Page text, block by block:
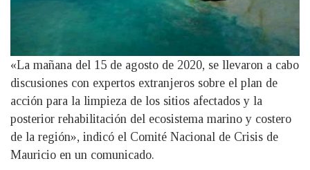
«La mañana del 15 de agosto de 2020, se llevaron a cabo
discusiones con expertos extranjeros sobre el plan de
acción para la limpieza de los sitios afectados y la
posterior rehabilitación del ecosistema marino y costero
de la región», indicó el Comité Nacional de Crisis de
Mauricio en un comunicado.